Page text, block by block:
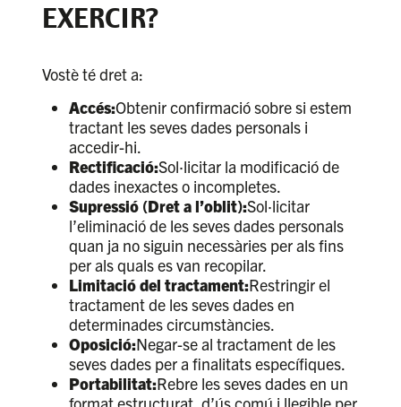
EXERCIR?
Vostè té dret a:
Accés:Obtenir confirmació sobre si estem
tractant les seves dades personals i
accedir-hi.
Rectificació:Sol·licitar la modificació de
dades inexactes o incompletes.
Supressió (Dret a l’oblit):Sol·licitar
l’eliminació de les seves dades personals
quan ja no siguin necessàries per als fins
per als quals es van recopilar.
Limitació del tractament:Restringir el
tractament de les seves dades en
determinades circumstàncies.
Oposició:Negar-se al tractament de les
seves dades per a finalitats específiques.
Portabilitat:Rebre les seves dades en un